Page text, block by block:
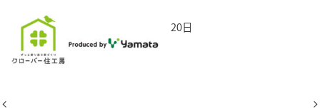
2026年4月20日